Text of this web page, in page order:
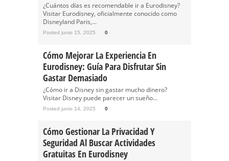
¿Cuántos días es recomendable ir a Eurodisney?
Visitar Eurodisney, oficialmente conocido como
Disneyland Paris,...
Posted junio 15, 2025 0
Cómo Mejorar La Experiencia En
Eurodisney: Guía Para Disfrutar Sin
Gastar Demasiado
¿Cómo ir a Disney sin gastar mucho dinero?
Visitar Disney puede parecer un sueño...
Posted junio 14, 2025 0
Cómo Gestionar La Privacidad Y
Seguridad Al Buscar Actividades
Gratuitas En Eurodisney